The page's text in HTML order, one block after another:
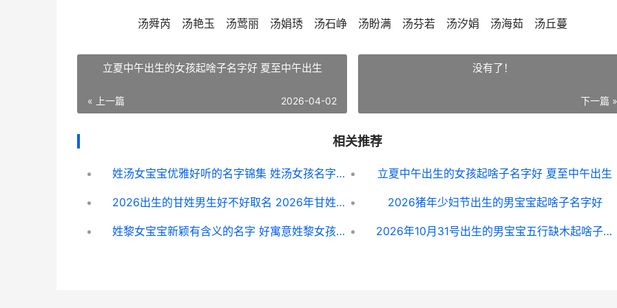
汤舜芮 汤艳玉 汤莺丽 汤娟琇 汤石峥 汤盼满 汤芬若 汤汐娟 汤海茹 汤丘蔓
立夏中午出生的女孩起啥子名字好 夏至中午出生
« 上一篇 2026-04-02
没有了！
下一篇 »
相关推荐
姓汤女宝宝优雅好听的名字锦集 姓汤女孩名字大全 立夏中午出生的女孩起啥子名字好 夏至中午出生
2026出生的甘姓男生好不好取名 2026年甘姓人口有多少人 2026猪年少妇节出生的男宝宝起啥子名字好
姓黎女宝宝新颖有含义的名字 好寓意姓黎女孩名字 2026年10月31号出生的男宝宝五行缺木起啥子名字好听 2026年10月31日出生的人命运